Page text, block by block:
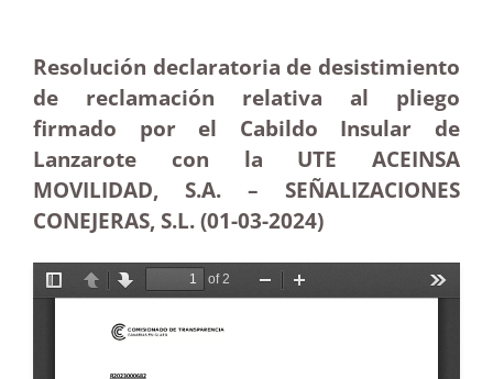
Resolución declaratoria de desistimiento
de reclamación relativa al pliego
firmado por el Cabildo Insular de
Lanzarote con la UTE ACEINSA
MOVILIDAD, S.A. – SEÑALIZACIONES
CONEJERAS, S.L. (01-03-2024)